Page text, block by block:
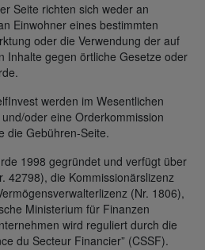
Seite richten sich weder an
Einwohner eines bestimmten
oder die Verwendung der auf
Inhalte gegen örtliche Gesetze oder
werden im Wesentlichen
oder eine Orderkommission
die Gebühren-Seite.
1998 gegründet und verfügt über
42798), die Kommissionärslizenz
(Nr. 1806),
Ministerium für Finanzen
wird reguliert durch die
du Secteur Financier” (CSSF).